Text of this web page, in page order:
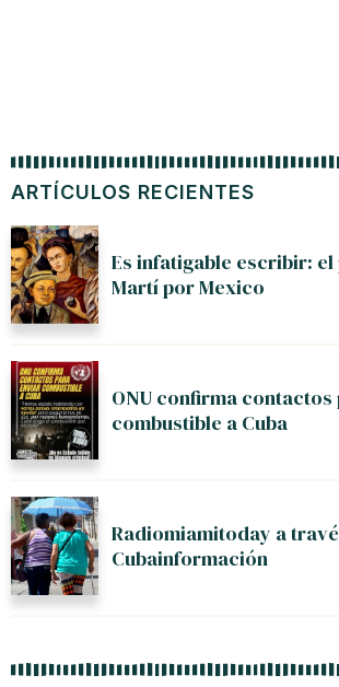
ARTÍCULOS RECIENTES
Es infatigable escribir: el
Martí por Mexico
ONU confirma
combustible a Cuba
Radiomiamitoday a
Cubainformación